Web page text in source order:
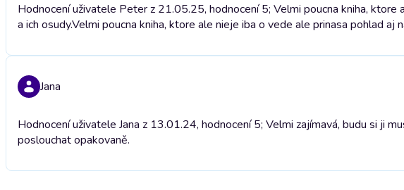
Hodnocení uživatele Peter z 21.05.25, hodnocení 5; Velmi poucna kniha,
a ich osudy.Velmi poucna kniha, ktore ale nieje iba o vede ale prinasa pohlad aj
Jana
Hodnocení uživatele Jana z 13.01.24, hodnocení 5; Velmi zajímavá, budu si ji
poslouchat opakovaně.